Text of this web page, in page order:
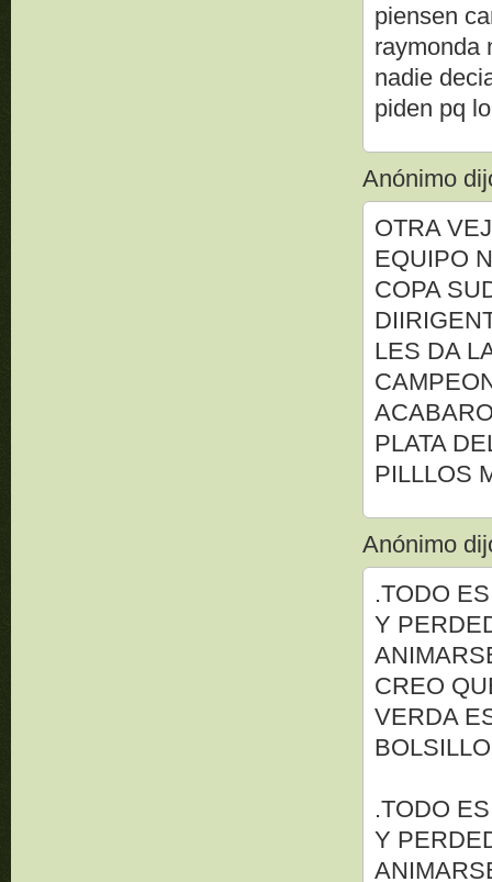
piensen
raymonda
nadie
piden pq
Anónimo
OTRA
EQUIPO
COPA
LES DA
PLATA
PILLLOS
Anónimo
.TODO
Y
CREO
VERDA
.TODO
Y